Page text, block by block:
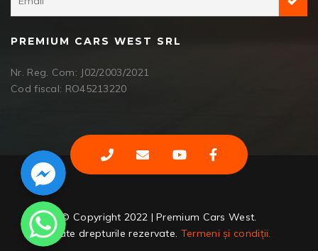
PREMIUM CARS WEST SRL
Nr. Reg. Com: J02/2003/2021
Cod fiscal: RO45213220
© Copyright 2022 | Premium Cars West.
Toate drepturile rezervate. Termeni și condiții.
Facebook Messenger
WhatsApp